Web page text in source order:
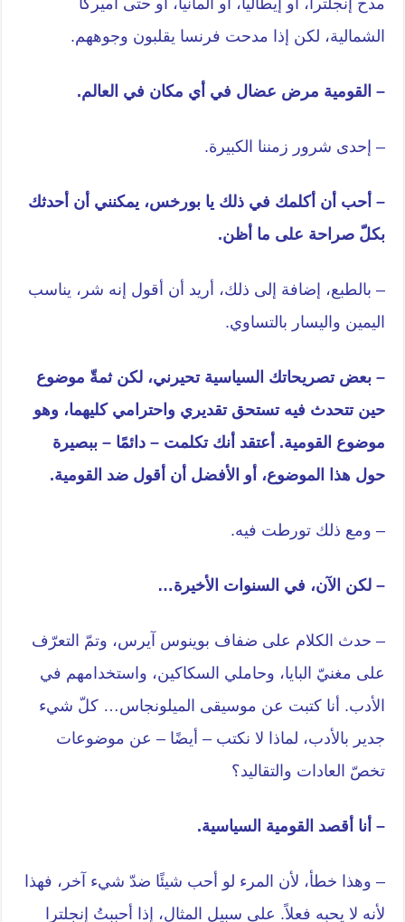
مدح إنجلترا، أو إيطاليا، أو ألمانيا، أو حتى أميركا
الشمالية، لكن إذا مدحت فرنسا يقلبون وجوههم.
– القومية مرض عضال في أي مكان في العالم.
– إحدى شرور زمننا الكبيرة.
– أحب أن أكلمك في ذلك يا بورخس، يمكنني أن أحدثك
بكلّ صراحة على ما أظن.
– بالطبع، إضافة إلى ذلك، أريد أن أقول إنه شر، يناسب
اليمين واليسار بالتساوي.
– بعض تصريحاتك السياسية تحيرني، لكن ثمةّ موضوع
حين تتحدث فيه تستحق تقديري واحترامي كليهما، وهو
موضوع القومية. أعتقد أنك تكلمت – دائمًا – ببصيرة
حول هذا الموضوع، أو الأفضل أن أقول ضد القومية.
– ومع ذلك تورطت فيه.
– لكن الآن، في السنوات الأخيرة…
– حدث الكلام على ضفاف بوينوس آيرس، وتمّ التعرّف
على مغنيّ البايا، وحاملي السكاكين، واستخدامهم في
الأدب. أنا كتبت عن موسيقى الميلونجاس… كلّ شيء
جدير بالأدب، لماذا لا نكتب – أيضًا – عن موضوعات
تخصّ العادات والتقاليد؟
– أنا أقصد القومية السياسية.
– وهذا خطأ، لأن المرء لو أحب شيئًا ضدّ شيء آخر، فهذا
لأنه لا يحبه فعلاً. على سبيل المثال، إذا أحببتُ إنجلترا